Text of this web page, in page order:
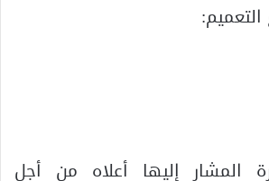
المشار إليها أعلاه من أجل